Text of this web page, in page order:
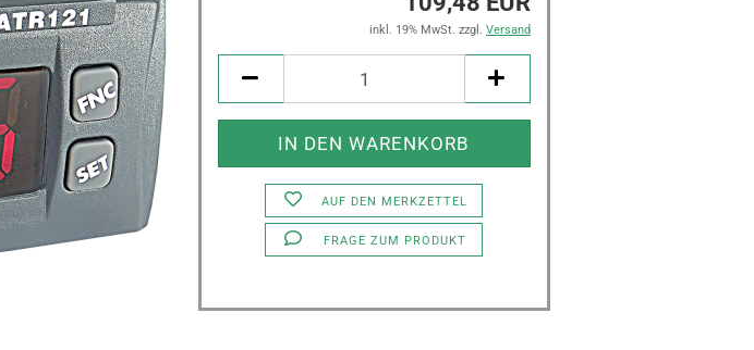
inkl. 19% MwSt. zzgl. Versand
AUF DEN MERKZETTEL
FRAGE ZUM PRODUKT